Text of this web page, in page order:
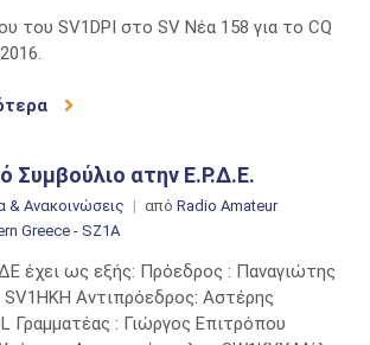
του SV1DPI στο SV Νέα 158 για το CQ
Συμβούλιο ατην Ε.Ρ.Δ.Ε.
& Ανακοινώσεις από Radio Amateur
Greece - SZ1A
έχει ως εξής: Πρόεδρος : Παναγιώτης
Αντιπρόεδρος: Αστέρης
Γραμματέας : Γιώργος Επιτρόπου